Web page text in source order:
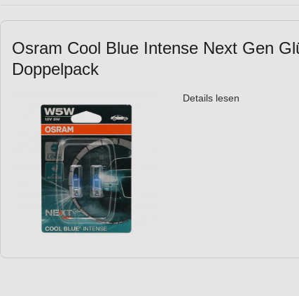
Osram Cool Blue Intense Next Gen
Doppelpack
Details lesen